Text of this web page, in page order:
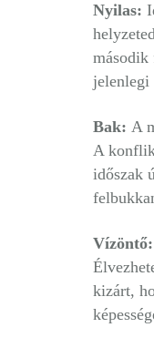
Nyilas:
második
jelenlegi
Bak: A
A
időszak
Vízöntő:
kizárt,